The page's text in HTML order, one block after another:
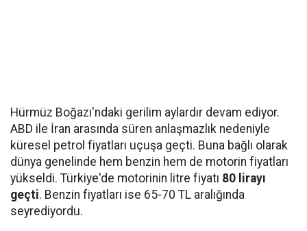
Hürmüz Boğazı'ndaki gerilim aylardır devam ediyor.
ABD ile İran arasında süren anlaşmazlık nedeniyle
küresel petrol fiyatları uçuşa geçti. Buna bağlı olarak
dünya genelinde hem benzin hem de motorin fiyatları
yükseldi. Türkiye'de motorinin litre fiyatı 80 lirayı
geçti. Benzin fiyatları ise 65-70 TL aralığında
seyrediyordu.